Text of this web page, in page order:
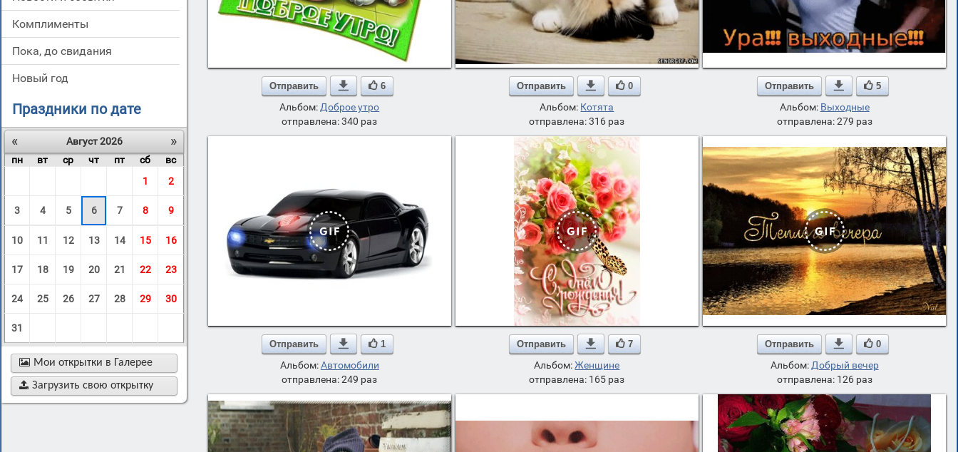
комплименты
пока, до свидания
новый год
Праздники по дате
«
»
Август 2026
пн
вт ср чт пт сб
вс
1
2
3 4 5 6 7 8 9
10 11 12 13 14 15 16
17 18 19 20 21 22 23
24 25 26 27 28 29 30
31
 Мои открытки в Галерее
 Загрузить свою открытку
Отправить  6
Альбом: Доброе утро
отправлена: 340 раз
Отправить  0
Альбом: Котята
отправлена: 316 раз
Отправить  5
Альбом: Выходные
отправлена: 279 раз
Отправить  1
Альбом:Автомобили
отправлена: 249 раз
Отправить  7
Альбом:Женщине
отправлена: 165 раз
Отправить  0
Альбом: Добрый вечер
отправлена: 126 раз